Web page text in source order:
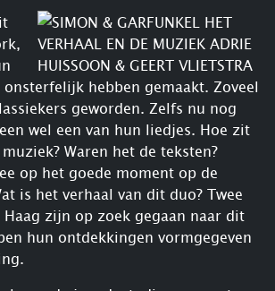
hebben gemaakt. Zoveel
geworden. Zelfs nu nog
wel een van hun liedjes. Hoe zit
Waren het de teksten?
op het goede moment op de
is het verhaal van dit duo? Twee
zijn op zoek gegaan naar dit
hun ontdekkingen vormgegeven